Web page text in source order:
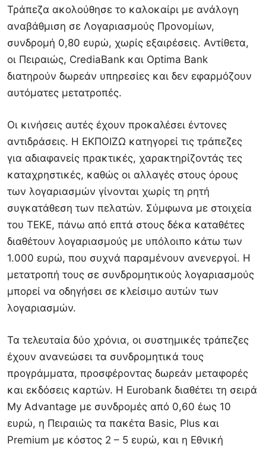
Τράπεζα ακολούθησε το καλοκαίρι με ανάλογη
αναβάθμιση σε Λογαριασμούς Προνομίων,
συνδρομή 0,80 ευρώ, χωρίς εξαιρέσεις. Αντίθετα,
οι Πειραιώς, CrediaBank και Optima Bank
διατηρούν δωρεάν υπηρεσίες και δεν εφαρμόζουν
αυτόματες μετατροπές.
Οι κινήσεις αυτές έχουν προκαλέσει έντονες
αντιδράσεις. Η ΕΚΠΟΙΖΩ κατηγορεί τις τράπεζες
για αδιαφανείς πρακτικές, χαρακτηρίζοντάς τες
καταχρηστικές, καθώς οι αλλαγές στους όρους
των λογαριασμών γίνονται χωρίς τη ρητή
συγκατάθεση των πελατών. Σύμφωνα με στοιχεία
του ΤΕΚΕ, πάνω από επτά στους δέκα καταθέτες
διαθέτουν λογαριασμούς με υπόλοιπο κάτω των
1.000 ευρώ, που συχνά παραμένουν ανενεργοί. Η
μετατροπή τους σε συνδρομητικούς λογαριασμούς
μπορεί να οδηγήσει σε κλείσιμο αυτών των
λογαριασμών.
Τα τελευταία δύο χρόνια, οι συστημικές τράπεζες
έχουν ανανεώσει τα συνδρομητικά τους
προγράμματα, προσφέροντας δωρεάν μεταφορές
και εκδόσεις καρτών. Η Eurobank διαθέτει τη σειρά
My Advantage με συνδρομές από 0,60 έως 10
ευρώ, η Πειραιώς τα πακέτα Basic, Plus και
Premium με κόστος 2 – 5 ευρώ, και η Εθνική